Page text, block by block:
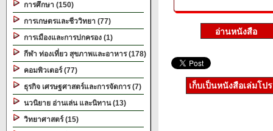
การศึกษา (150)
การเกษตรและชีววิทยา (77)
การเมืองและการปกครอง (1)
กีฬา ท่องเที่ยว สุขภาพและอาหาร (178)
คอมพิวเตอร์ (77)
ธุรกิจ เศรษฐศาสตร์และการจัดการ (7)
นวนิยาย อ่านเล่น และนิทาน (13)
วิทยาศาสตร์ (15)
เก็บเป็นหนังสือเล่มโป